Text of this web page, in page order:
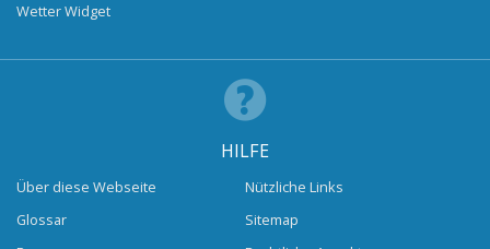
Wetter Widget
HILFE
Über diese Webseite
Glossar
Nützliche Links
Sitemap